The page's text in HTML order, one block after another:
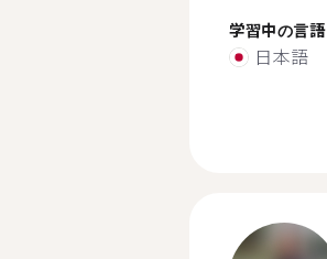
学習中の言語
日本語